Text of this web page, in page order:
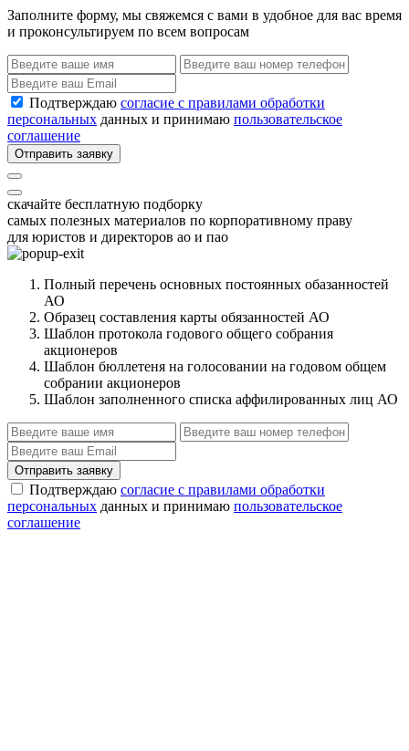
Заполните форму, мы свяжемся с вами в удобное для вас время
и проконсультируем по всем вопросам
Подтверждаю согласие с правилами обработки
персональных данных и принимаю пользовательское
соглашение
Отправить заявку
скачайте бесплатную подборку
самых полезных материалов по корпоративному праву
для юристов и директоров ао и пао
Полный перечень основных постоянных обазанностей
АО
Образец составления карты обязанностей АО
Шаблон протокола годового общего собрания
акционеров
Шаблон бюллетеня на голосовании на годовом общем
собрании акционеров
Шаблон заполненного списка аффилированных лиц АО
Отправить заявку
Подтверждаю согласие с правилами обработки
персональных данных и принимаю пользовательское
соглашение